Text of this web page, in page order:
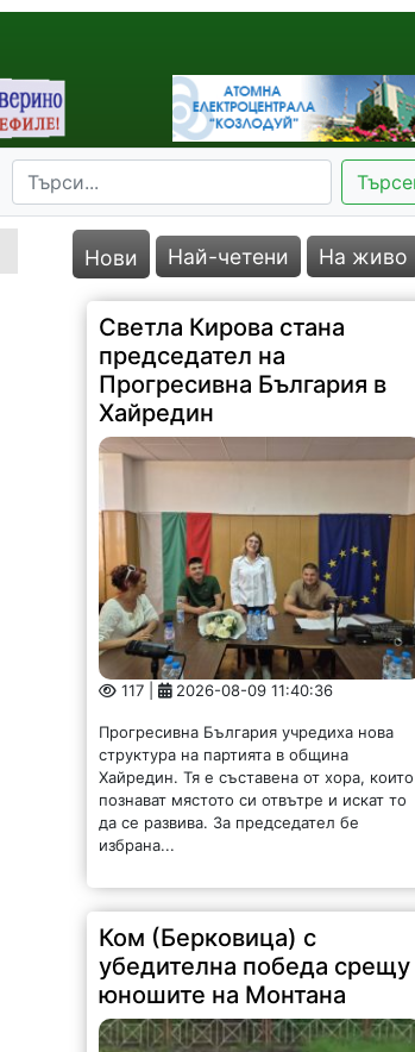
Нови Най-четени На живо
Светла Кирова стана
председател на
Прогресивна България в
Хайредин
117 | 2026-08-09 11:40:36
Прогресивна България учредиха нова
структура на партията в община
Хайредин. Тя е съставена от хора, които
познават мястото си отвътре и искат то
да се развива. За председател бе
избрана...
Ком (Берковица) с
убедителна победа срещу
юношите на Монтана